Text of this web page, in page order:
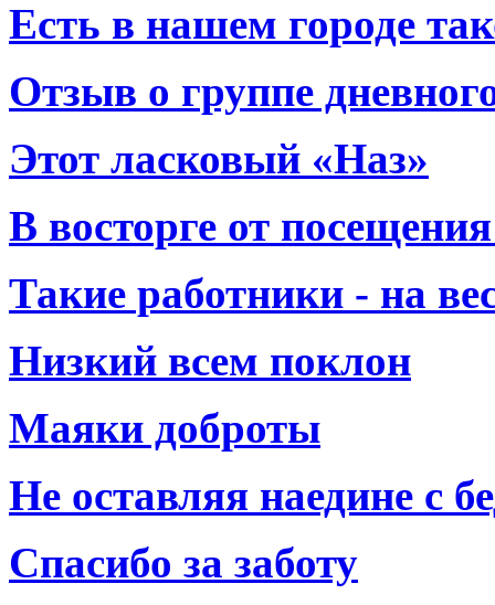
Есть в нашем городе
Отзыв о группе
Этот ласковый «Наз»
В восторге от
Такие работники - на
Низкий всем поклон
Маяки доброты
Не оставляя наедине с
Спасибо за заботу